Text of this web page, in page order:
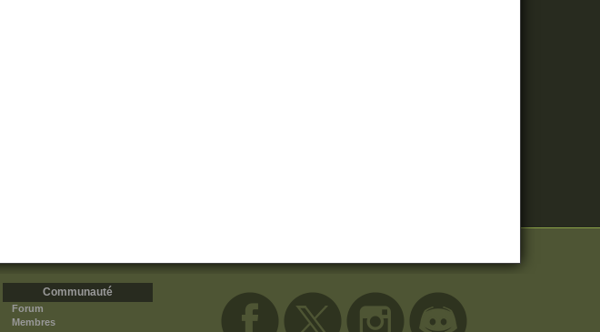
Communauté
Forum
Membres